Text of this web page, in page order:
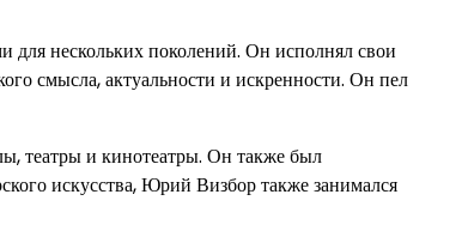
нескольких поколений. Он исполнял свои
смысла, актуальности и искренности. Он пел
театры и кинотеатры. Он также был
искусства, Юрий Визбор также занимался